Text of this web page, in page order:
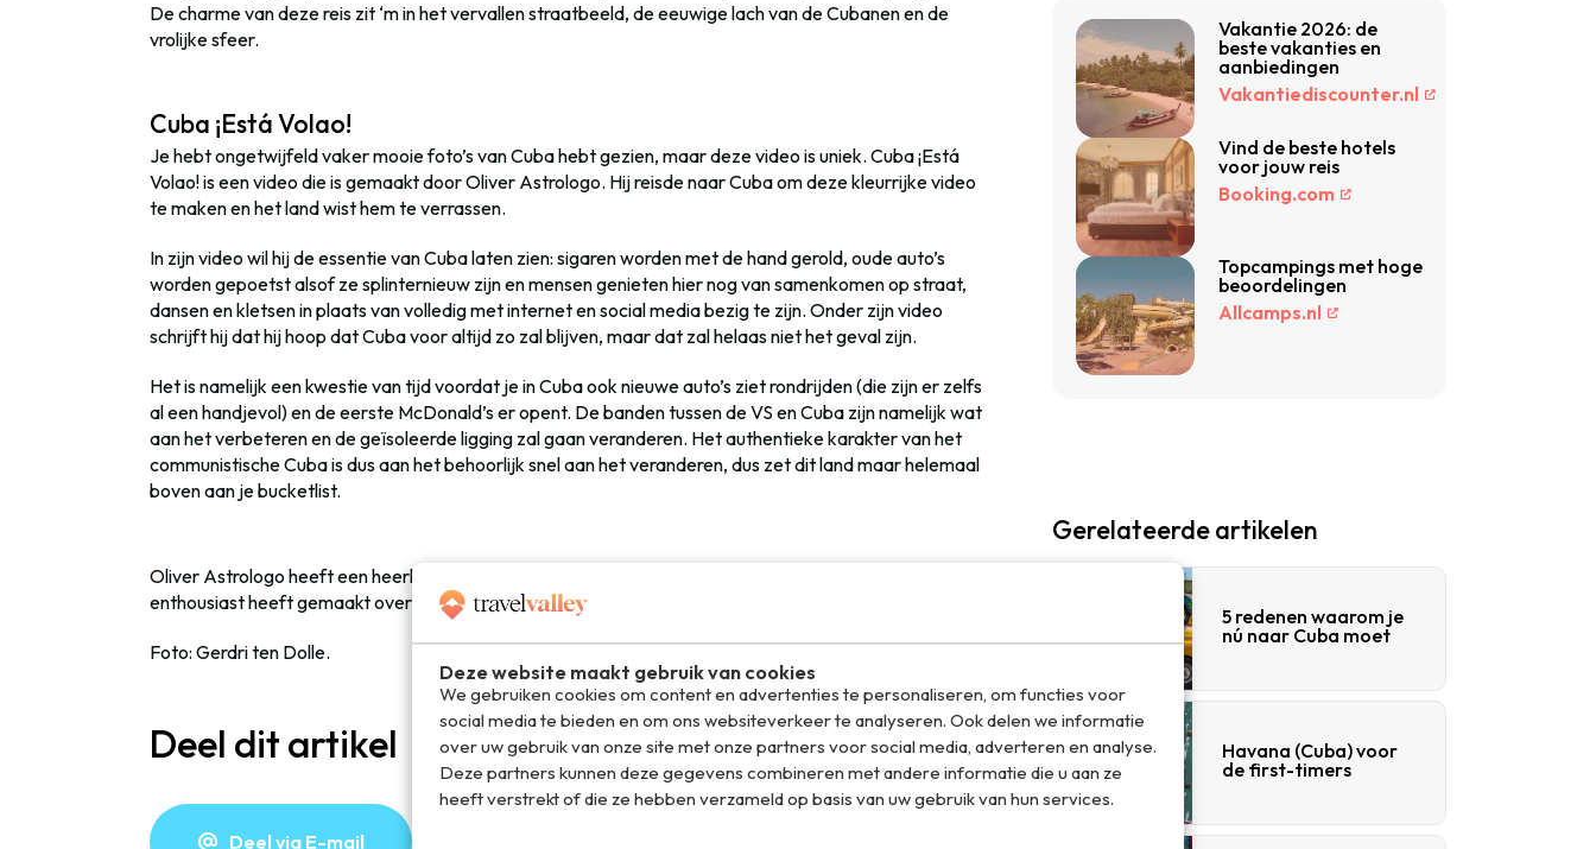
Deze website maakt gebruik van cookies
We gebruiken cookies om content en advertenties te personaliseren, om functies voor
social media te bieden en om ons websiteverkeer te analyseren. Ook delen we informatie
over uw gebruik van onze site met onze partners voor social media, adverteren en analyse.
Deze partners kunnen deze gegevens combineren met andere informatie die u aan ze
heeft verstrekt of die ze hebben verzameld op basis van uw gebruik van hun services.
De charme van deze reis zit ‘m in het vervallen straatbeeld, de eeuwige lach van de Cubanen en de
vrolijke sfeer.
Cuba ¡Está Volao!
Je hebt ongetwijfeld vaker mooie foto’s van Cuba hebt gezien, maar deze video is uniek. Cuba ¡Está
Volao! is een video die is gemaakt door Oliver Astrologo. Hij reisde naar Cuba om deze kleurrijke video
te maken en het land wist hem te verrassen.
In zijn video wil hij de essentie van Cuba laten zien: sigaren worden met de hand gerold, oude auto’s
worden gepoetst alsof ze splinternieuw zijn en mensen genieten hier nog van samenkomen op straat,
dansen en kletsen in plaats van volledig met internet en social media bezig te zijn. Onder zijn video
schrijft hij dat hij hoop dat Cuba voor altijd zo zal blijven, maar dat zal helaas niet het geval zijn.
Het is namelijk een kwestie van tijd voordat je in Cuba ook nieuwe auto’s ziet rondrijden (die zijn er zelfs
al een handjevol) en de eerste McDonald’s er opent. De banden tussen de VS en Cuba zijn namelijk wat
aan het verbeteren en de geïsoleerde ligging zal gaan veranderen. Het authentieke karakter van het
communistische Cuba is dus aan het behoorlijk snel aan het veranderen, dus zet dit land maar helemaal
boven aan je bucketlist.
Oliver Astrologo heeft een heerlijke video weten te maken, die mij in ieder geval nog weer wat extra
enthousiast heeft gemaakt over een reis naar Cuba. En misschien jou ook wel?
Foto: Gerdri ten Dolle.
Deel dit artikel
Deel via E-mail
Vakantie 2026: de
beste vakanties en
aanbiedingen
Vakantiediscounter.nl
Vind de beste hotels
voor jouw reis
Booking.com
Topcampings met hoge
beoordelingen
Allcamps.nl
Gerelateerde artikelen
5 redenen waarom je
nú naar Cuba moet
Havana (Cuba) voor
de first-timers